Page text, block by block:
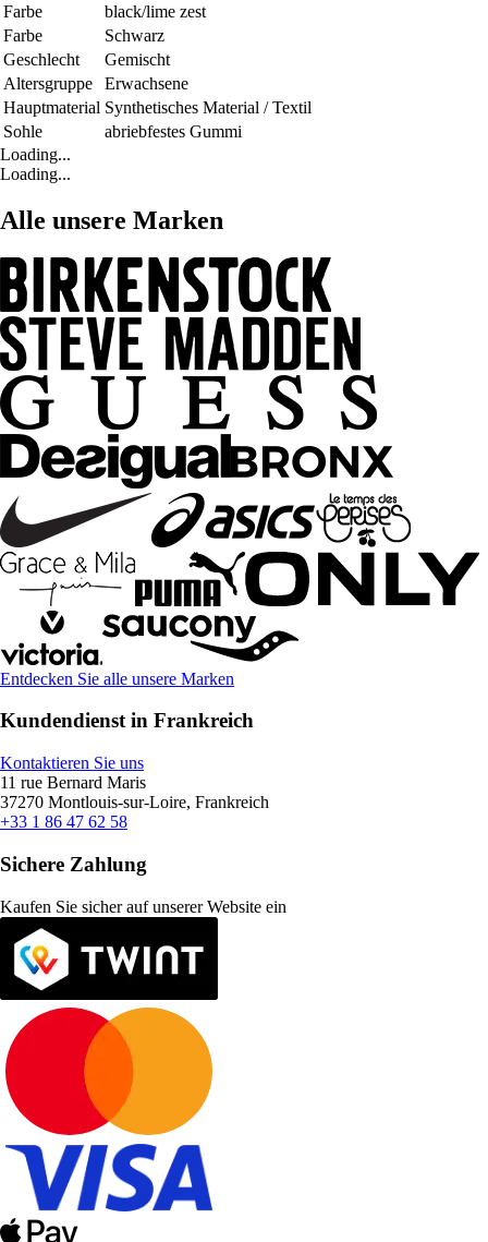
Farbe
black/lime zest
Farbe
Schwarz
Geschlecht
Gemischt
Altersgruppe
Erwachsene
Hauptmaterial Synthetisches Material / Textil
Sohle
abriebfestes Gummi
Loading...
Loading...
Alle unsere Marken
Entdecken Sie alle unsere Marken
Kundendienst in Frankreich
Kontaktieren Sie uns
11 rue Bernard Maris
37270 Montlouis-sur-Loire, Frankreich
+33 1 86 47 62 58
Sichere Zahlung
Kaufen Sie sicher auf unserer Website ein